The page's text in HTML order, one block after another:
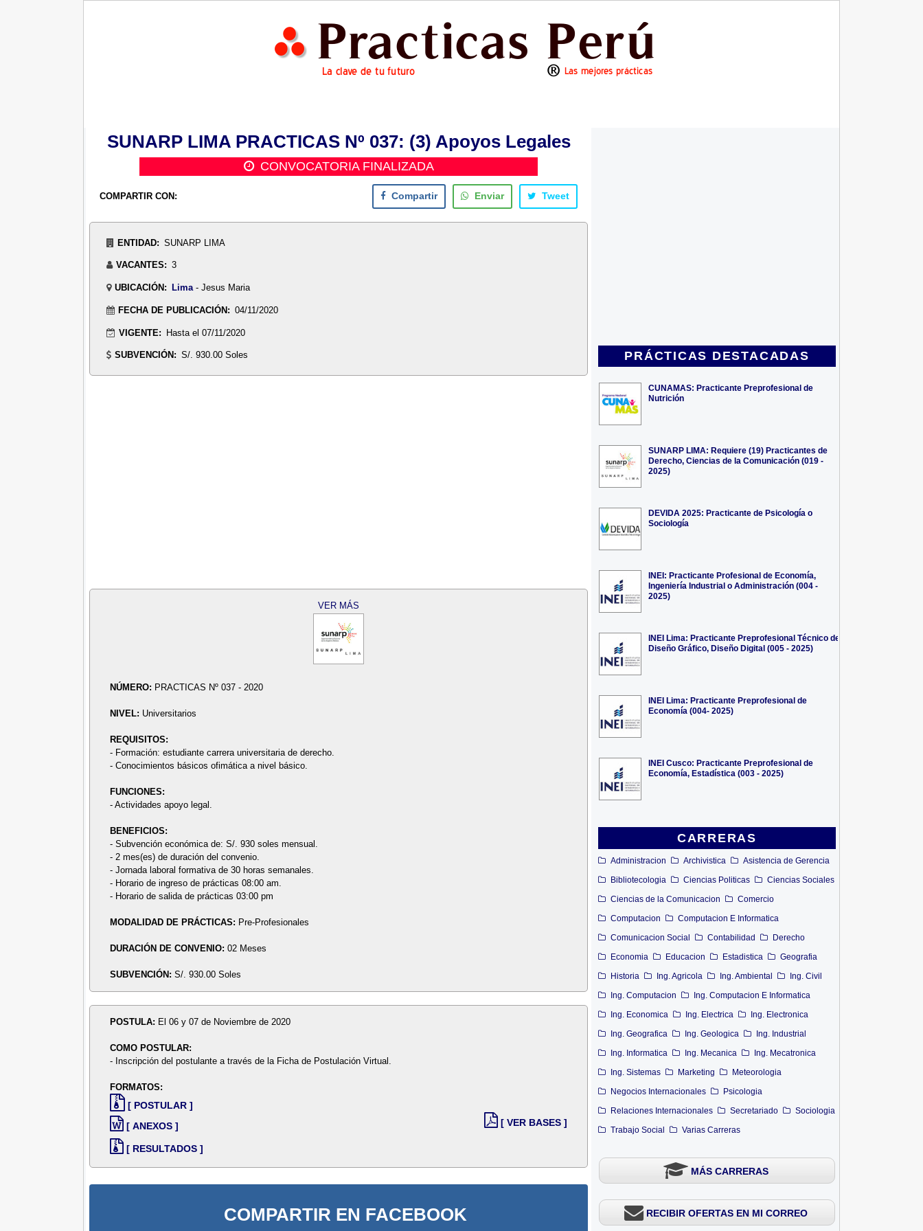
PRÁCTICAS DESTACADAS
CUNAMAS: Practicante Preprofesional de
Nutrición
SUNARP LIMA: Requiere (19) Practicantes de
Derecho, Ciencias de la Comunicación (019 -
2025)
DEVIDA 2025: Practicante de Psicología o
Sociología
INEI: Practicante Profesional de Economía,
Ingeniería Industrial o Administración (004 -
2025)
INEI Lima: Practicante Preprofesional Técnico de
Diseño Gráfico, Diseño Digital (005 - 2025)
INEI Lima: Practicante Preprofesional de
Economía (004- 2025)
INEI Cusco: Practicante Preprofesional de
Economía, Estadística (003 - 2025)
CARRERAS
Administracion Archivistica
Asistencia de Gerencia
Bibliotecologia
Ciencias Politicas
Ciencias Sociales
Ciencias de la Comunicacion
Comercio
Computacion
Computacion E Informatica
Comunicacion Social
Contabilidad
Derecho
Economia
Educacion Estadistica
Geografia
Historia
Ing. Agricola Ing. Ambiental
Ing. Civil
Ing. Computacion
Ing. Computacion E Informatica
Ing. Economica
Ing. Electrica
Ing. Electronica
Ing. Geografica
Ing. Geologica
Ing. Industrial
Ing. Informatica
Ing. Mecanica
Ing. Mecatronica
Ing. Sistemas
Marketing
Meteorologia
Negocios Internacionales
Psicologia
Relaciones Internacionales
Secretariado
Sociologia
Trabajo Social
Varias Carreras
MÁS CARRERAS
RECIBIR OFERTAS EN MI CORREO
SUNARP LIMA PRACTICAS Nº 037: (3) Apoyos Legales
CONVOCATORIA FINALIZADA
COMPARTIR CON: Compartir Enviar Tweet
ENTIDAD: SUNARP LIMA
VACANTES: 3
UBICACIÓN: Lima- Jesus Maria
FECHA DE PUBLICACIÓN: 04/11/2020
VIGENTE: Hasta el 07/11/2020
SUBVENCIÓN: S/. 930.00 Soles
VER MÁS
NÚMERO: PRACTICAS Nº 037 - 2020
NIVEL: Universitarios
REQUISITOS:
- Formación: estudiante carrera universitaria de derecho.
- Conocimientos básicos ofimática a nivel básico.
FUNCIONES:
- Actividades apoyo legal.
BENEFICIOS:
- Subvención económica de: S/. 930 soles mensual.
- 2 mes(es) de duración del convenio.
- Jornada laboral formativa de 30 horas semanales.
- Horario de ingreso de prácticas 08:00 am.
- Horario de salida de prácticas 03:00 pm
MODALIDAD DE PRÁCTICAS: Pre-Profesionales
DURACIÓN DE CONVENIO:02 Meses
SUBVENCIÓN:S/. 930.00 Soles
POSTULA: El 06 y 07 de Noviembre de 2020
COMO POSTULAR:
- Inscripción del postulante a través de la Ficha de Postulación Virtual.
FORMATOS:
[ POSTULAR ]
[ ANEXOS ]
[ RESULTADOS ]
[ VER BASES ]
COMPARTIR EN FACEBOOK